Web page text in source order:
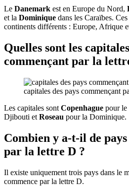
Le Danemark est en Europe du Nord,
et la Dominique dans les Caraïbes.
continents différents : Europe, Afrique
Quelles sont les
commençant par la
capitales des pays commençant
Les capitales sont Copenhague pour le
Djibouti et Roseau pour la Dominique.
Combien y a-t-il de
par la lettre D ?
Il existe uniquement trois pays dans le
commence par la lettre D.